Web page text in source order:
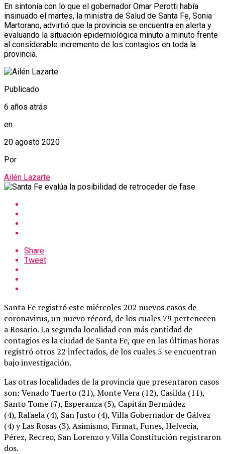
En sintonía con lo que el gobernador Omar Perotti había
insinuado el martes, la ministra de Salud de Santa Fe, Sonia
Martorano, advirtió que la provincia se encuentra en alerta y
evaluando la situación epidemiológica minuto a minuto frente
al considerable incremento de los contagios en toda la
provincia.
Publicado
6 años atrás
en
20 agosto 2020
Por
Ailén Lazarte
Share
Tweet
Santa Fe registró este miércoles 202 nuevos casos de
coronavirus, un nuevo récord, de los cuales 79 pertenecen
a Rosario. La segunda localidad con más cantidad de
contagios es la ciudad de Santa Fe, que en las últimas horas
registró otros 22 infectados, de los cuales 5 se encuentran
bajo investigación.
Las otras localidades de la provincia que presentaron casos
son: Venado Tuerto (21), Monte Vera (12), Casilda (11),
Santo Tome (7), Esperanza (5), Capitán Bermúdez
(4), Rafaela (4), San Justo (4), Villa Gobernador de Gálvez
(4) y Las Rosas (3). Asimismo, Firmat, Funes, Helvecia,
Pérez, Recreo, San Lorenzo y Villa Constitución registraron
dos.